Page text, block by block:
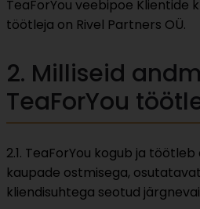
TeaForYou veebipoe Klientide
töötleja on Rivel Partners OÜ.
2. Milliseid
TeaForYou
2.1. TeaForYou kogub ja
kaupade ostmisega,
kliendisuhtega seotud